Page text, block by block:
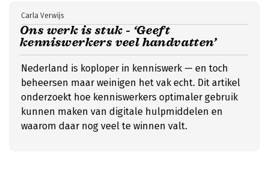
Ons werk is stuk - ‘Geeft
kenniswerkers veel handvatten’
Carla Verwijs
Nederland is koploper in kenniswerk — en toch
beheersen maar weinigen het vak echt. Dit artikel
onderzoekt hoe kenniswerkers optimaler gebruik
kunnen maken van digitale hulpmiddelen en
waarom daar nog veel te winnen valt.